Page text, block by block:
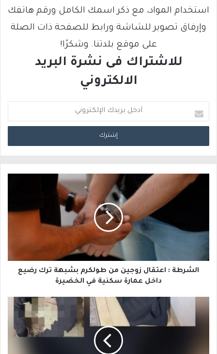
استخدام المواد، مع ذكر اسمك الكامل ورقم هاتفك
وإرفاق تصوير للشاشة ورابط للصفحة ذات الصلة
على موقع بلدتنا. وشكرًا!
للاشتراك فى نشرة البريد
الالكتروني
د
خ
د
ك
ا
إ
ل
الشرطة : اعتقال زوجين من طولكرم بشبهة ترك رضيع
داخل عمارة سكنية في الخضيرة